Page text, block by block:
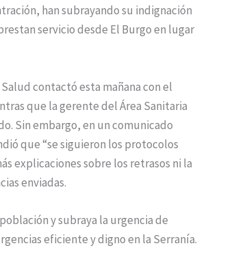
han subrayando su indignación
servicio desde El Burgo en lugar
contactó esta mañana con el
que la gerente del Área Sanitaria
Sin embargo, en un comunicado
que “se siguieron los protocolos
explicaciones sobre los retrasos ni la
enviadas.
y subraya la urgencia de
eficiente y digno en la Serranía.